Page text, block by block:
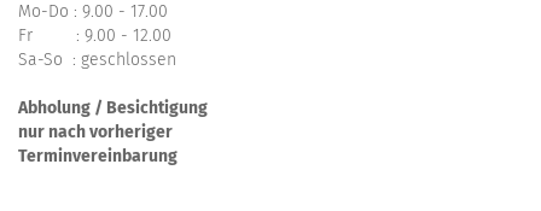
Mo-Do : 9.00 - 17.00
Fr : 9.00 - 12.00
Sa-So : geschlossen
Abholung / Besichtigung
nur nach vorheriger
Terminvereinbarung